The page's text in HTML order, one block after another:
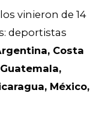
vinieron de 14
deportistas
Costa
México,